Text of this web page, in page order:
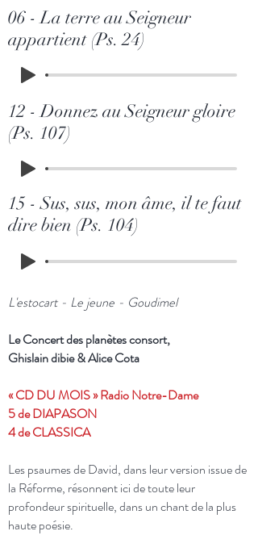
06 - La terre au Seigneur
appartient (Ps. 24)
12 - Donnez au Seigneur gloire
(Ps. 107)
15 - Sus, sus, mon âme, il te faut
dire bien (Ps. 104)
L'estocart - Le jeune - Goudimel
Le Concert des planètes consort,
Ghislain dibie & Alice Cota
« CD DU MOIS » Radio Notre-Dame
5 de DIAPASON
4 de CLASSICA
Les psaumes de David, dans leur version issue de
la Réforme, résonnent ici de toute leur
profondeur spirituelle, dans un chant de la plus
haute poésie.